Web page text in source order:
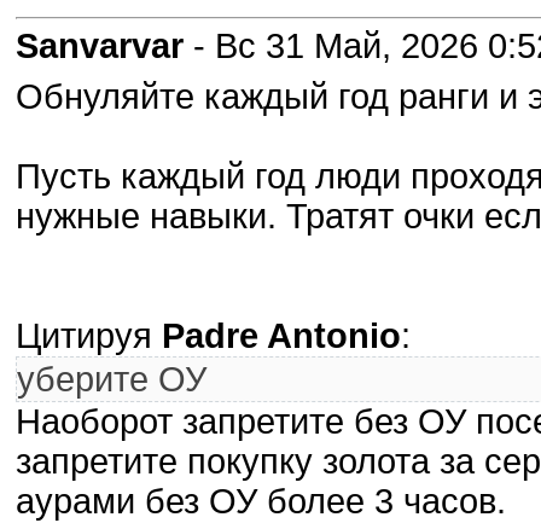
Sanvarvar - Вс 31 Май, 2026
Обнуляйте каждый год ранги и
Пусть каждый год люди
нужные навыки. Тратят очки
Цитируя Padre Antonio:
уберите ОУ
Наоборот запретите без ОУ
запретите покупку золота за
аурами без ОУ более 3 часов.